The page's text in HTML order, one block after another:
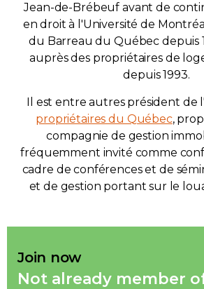
English
Jean-de-Brébeuf avant de
en droit à l'Université de
du Barreau du Québec depuis
auprès des propriétaires de
depuis 1993.
Il est entre autres président de l'
propriétaires du Québec,
compagnie de gestion
fréquemment invité comme
cadre de conférences et de
et de gestion portant sur le
Join now
Not already member